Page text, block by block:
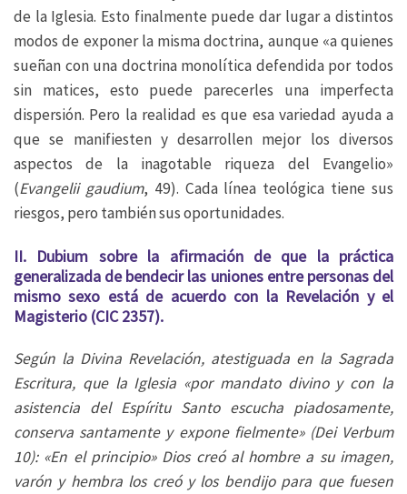
de la Iglesia. Esto finalmente puede dar lugar a distintos
modos de exponer la misma doctrina, aunque «a quienes
sueñan con una doctrina monolítica defendida por todos
sin matices, esto puede parecerles una imperfecta
dispersión. Pero la realidad es que esa variedad ayuda a
que se manifiesten y desarrollen mejor los diversos
aspectos de la inagotable riqueza del Evangelio»
(Evangelii gaudium, 49). Cada línea teológica tiene sus
riesgos, pero también sus oportunidades.
II. Dubium sobre la afirmación de que la práctica
generalizada de bendecir las uniones entre personas del
mismo sexo está de acuerdo con la Revelación y el
Magisterio (CIC 2357).
Según la Divina Revelación, atestiguada en la Sagrada
Escritura, que la Iglesia «por mandato divino y con la
asistencia del Espíritu Santo escucha piadosamente,
conserva santamente y expone fielmente» (Dei Verbum
10): «En el principio» Dios creó al hombre a su imagen,
varón y hembra los creó y los bendijo para que fuesen